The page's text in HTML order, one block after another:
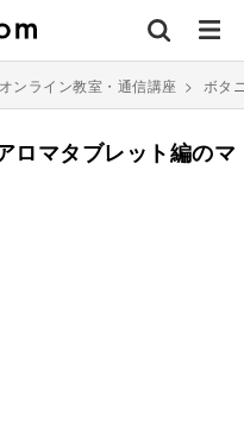
ンライン教室・通信講座 > ボタ
ロマタブレット編のマ